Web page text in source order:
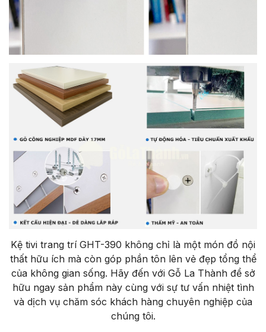
Kệ tivi trang trí GHT-390 không chỉ là một món đồ nội
thất hữu ích mà còn góp phần tôn lên vẻ đẹp tổng thể
của không gian sống. Hãy đến với Gỗ La Thành để sở
hữu ngay sản phẩm này cùng với sự tư vấn nhiệt tình
và dịch vụ chăm sóc khách hàng chuyên nghiệp của
chúng tôi.